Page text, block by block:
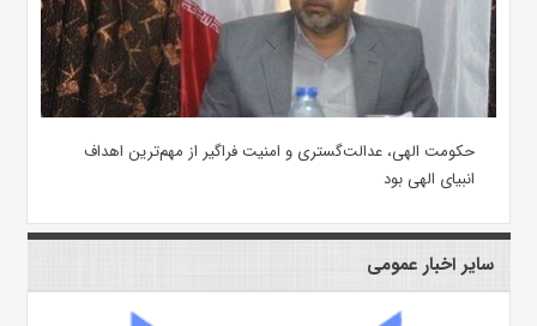
حکومت الهی، عدالت‌گستری و امنیت فراگیر از مهم‌ترین اهداف
انبیای الهی بود
سایر اخبار عمومی